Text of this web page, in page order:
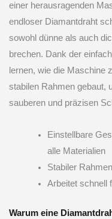
einer herausragenden
endloser Diamantdraht
sowohl dünne als auch
brechen. Dank der
lernen, wie die Maschine
stabilen Rahmen gebaut,
sauberen und präzisen
Einstellbare
alle Materialien
Stabiler
Arbeitet schnell
Warum eine